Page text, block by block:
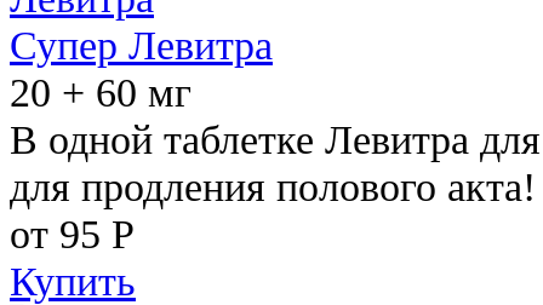
Супер Левитра
20 + 60 мг
В одной таблетке Левитра
для продления полового акта!
от 95 Р
Купить